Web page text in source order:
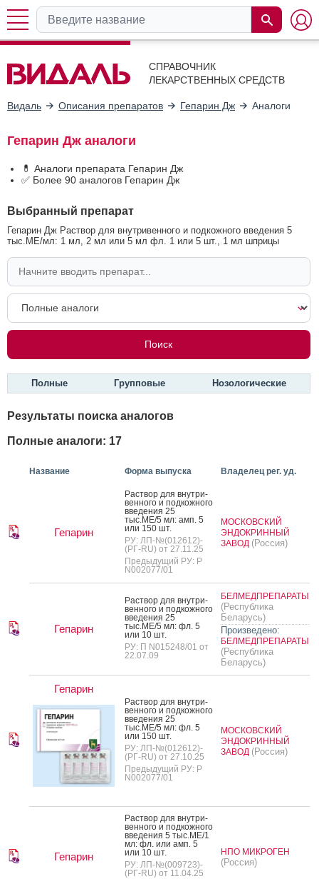
СПРАВОЧНИК
ЛЕКАРСТВЕННЫХ СРЕДСТВ
Видаль Описания препаратов Гепарин Дж Аналоги
Гепарин Дж аналоги
💊 Аналоги препарата Гепарин Дж
✅ Более 90 аналогов Гепарин Дж
Выбранный препарат
Гепарин Дж Раствор для внутривенного и подкожного введения 5
тыс.МЕ/мл: 1 мл, 2 мл или 5 мл фл. 1 или 5 шт., 1 мл шприцы
Полные Групповые Нозологические
Результаты поиска аналогов
Полные аналоги: 17
Название Форма выпуска Владелец рег. уд.
Гепарин
Рас­твор для внут­ри­
вен­но­го и под­кожно­го
вве­дения 25
тыс.МЕ/5 мл: амп. 5
или 150 шт.
РУ: ЛП-№(012612)-
(РГ-RU) от 27.11.25
Предыдущий РУ: Р
N002077/01
МОСКОВСКИЙ
ЭНДОКРИННЫЙ
ЗАВОД (Россия)
Гепарин
Рас­твор для внут­ри­
вен­но­го и под­кожно­го
вве­дения 25
тыс.МЕ/5 мл: фл. 5
или 10 шт.
РУ: П N015248/01 от
22.07.09
БЕЛМЕДПРЕПАРАТЫ
(Республика
Беларусь)
Произведено:
БЕЛМЕДПРЕПАРАТЫ
(Республика
Беларусь)
Гепарин
Рас­твор для внут­ри­
вен­но­го и под­кожно­го
вве­дения 25
тыс.МЕ/5 мл: фл. 5
или 150 шт.
РУ: ЛП-№(012612)-
(РГ-RU) от 27.10.25
Предыдущий РУ: Р
N002077/01
МОСКОВСКИЙ
ЭНДОКРИННЫЙ
ЗАВОД (Россия)
Гепарин
Рас­твор для внут­ри­
вен­но­го и под­кожно­го
вве­дения 5 тыс.МЕ/1
мл: фл. или амп. 5
или 10 шт.
РУ: ЛП-№(009723)-
(РГ-RU) от 11.04.25
НПО МИКРОГЕН
(Россия)